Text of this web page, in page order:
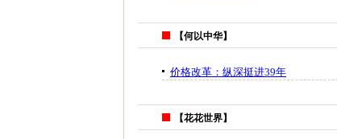
【何以中华】
价格改革：纵深挺进39年
【花花世界】